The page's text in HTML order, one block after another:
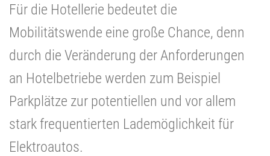
Für die Hotellerie bedeutet die
Mobilitätswende eine große Chance, denn
durch die Veränderung der Anforderungen
an Hotelbetriebe werden zum Beispiel
Parkplätze zur potentiellen und vor allem
stark frequentierten Lademöglichkeit für
Elektroautos.